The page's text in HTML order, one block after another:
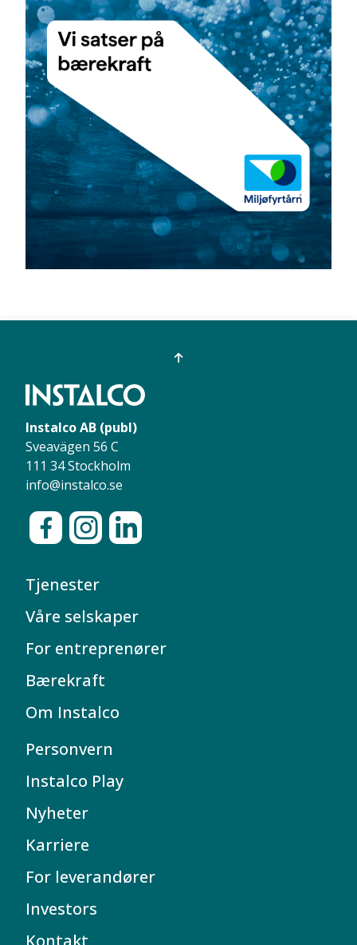
Instalco AB (publ)
Sveavägen 56 C
111 34 Stockholm
info@instalco.se
Tjenester
Våre selskaper
For entreprenører
Bærekraft
Om Instalco
Personvern
Instalco Play
Nyheter
Karriere
For leverandører
Investors
Kontakt